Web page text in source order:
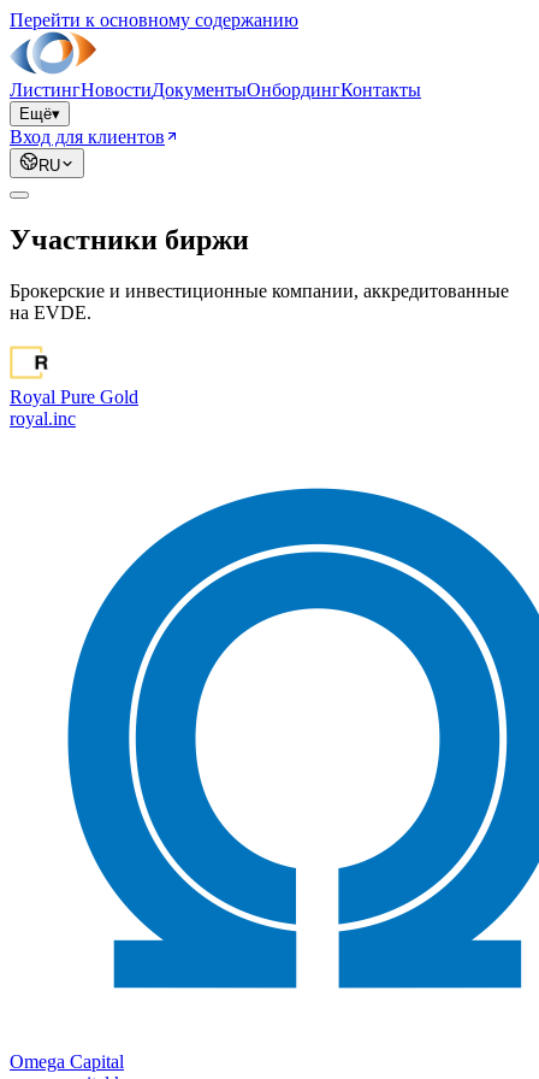
Перейти к основному содержанию
ЛистингНовостиДокументыОнбордингКонтакты
Ещё▾
Вход для клиентов
RU
Участники биржи
Брокерские и инвестиционные компании, аккредитованные
на EVDE.
Royal Pure Gold
royal.inc
Omega Capital